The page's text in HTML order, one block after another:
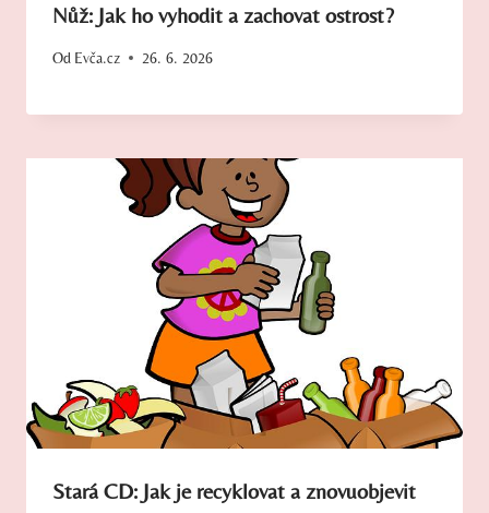
Nůž: Jak ho vyhodit a zachovat ostrost?
Od Evča.cz 26. 6. 2026
Stará CD: Jak je recyklovat a znovuobjevit